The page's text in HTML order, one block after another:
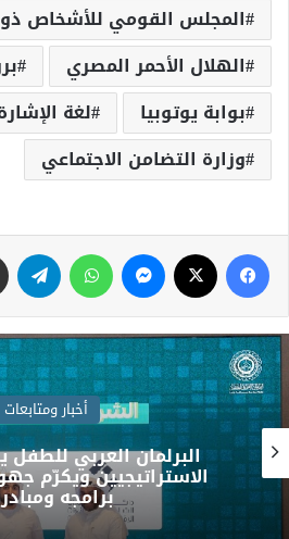
المجلس القومي للأشخاص
الهلال الأحمر المصري
بوابة يوتوبيا
لغة
وزارة التضامن الاجتماعي
أخبار ومتابعات
سمو وزير الخارجية
الخامس للأطراف
نظرائه في كل من مصر